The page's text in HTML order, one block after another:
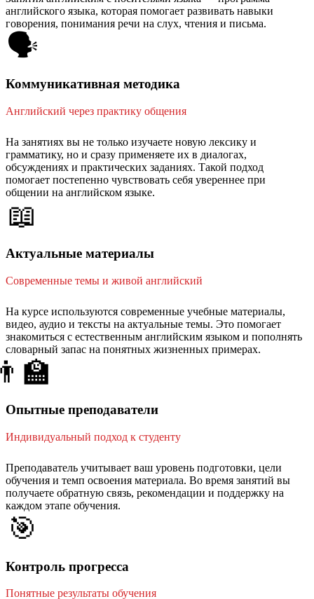
английского языка, которая помогает развивать навыки
говорения, понимания речи на слух, чтения и письма.
🗣️
Коммуникативная методика
Английский через практику общения
На занятиях вы не только изучаете новую лексику и
грамматику, но и сразу применяете их в диалогах,
обсуждениях и практических заданиях. Такой подход
помогает постепенно чувствовать себя увереннее при
общении на английском языке.
📖
Актуальные материалы
Современные темы и живой английский
На курсе используются современные учебные материалы,
видео, аудио и тексты на актуальные темы. Это помогает
знакомиться с естественным английским языком и пополнять
словарный запас на понятных жизненных примерах.
Опытные преподаватели
Индивидуальный подход к студенту
Преподаватель учитывает ваш уровень подготовки, цели
обучения и темп освоения материала. Во время занятий вы
получаете обратную связь, рекомендации и поддержку на
каждом этапе обучения.
🎯
Контроль прогресса
Понятные результаты обучения